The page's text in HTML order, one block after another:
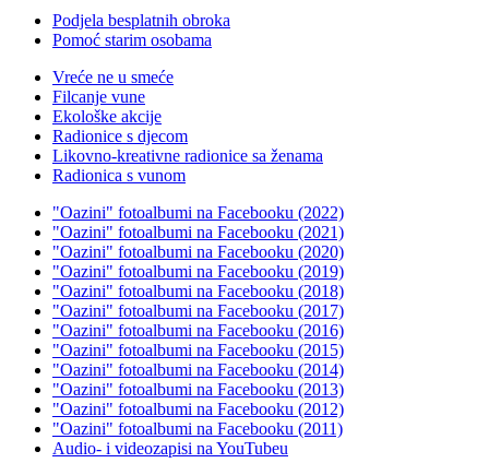
Podjela besplatnih obroka
Pomoć starim osobama
Vreće ne u smeće
Filcanje vune
Ekološke akcije
Radionice s djecom
Likovno-kreativne radionice sa ženama
Radionica s vunom
"Oazini" fotoalbumi na Facebooku (2022)
"Oazini" fotoalbumi na Facebooku (2021)
"Oazini" fotoalbumi na Facebooku (2020)
"Oazini" fotoalbumi na Facebooku (2019)
"Oazini" fotoalbumi na Facebooku (2018)
"Oazini" fotoalbumi na Facebooku (2017)
"Oazini" fotoalbumi na Facebooku (2016)
"Oazini" fotoalbumi na Facebooku (2015)
"Oazini" fotoalbumi na Facebooku (2014)
"Oazini" fotoalbumi na Facebooku (2013)
"Oazini" fotoalbumi na Facebooku (2012)
"Oazini" fotoalbumi na Facebooku (2011)
Audio- i videozapisi na YouTubeu